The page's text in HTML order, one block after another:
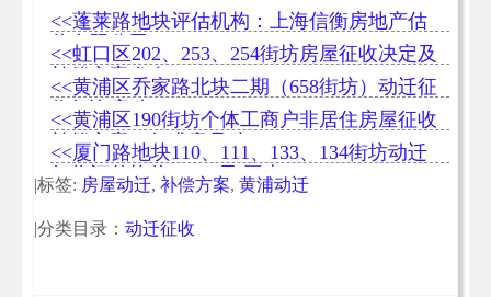
<<蓬莱路地块评估机构：上海信衡房地产估
价有限公司
<<虹口区202、253、254街坊房屋征收决定及
补偿方案发布
<<黄浦区乔家路北块二期（658街坊）动迁征
收征询启动
<<黄浦区190街坊个体工商户非居住房屋征收
补偿方案（征求意见稿）
<<厦门路地块110、111、133、134街坊动迁
征收评估均价54175元/平米
|标签: 房屋动迁, 补偿方案, 黄浦动迁
|分类目录： 动迁征收